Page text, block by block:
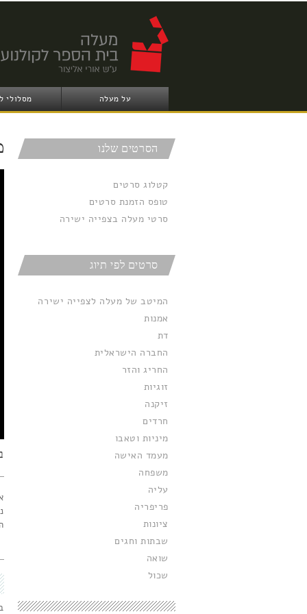
על מעלה מסלולי
הסרטים שלנו
קטלוג סרטים
טופס הזמנת סרטים
סרטי מעלה בצפייה ישירה
סרטים לפי תיוג
המיטב של מעלה לצפייה ישירה
אמנות
דת
החברה הישראלית
החריג והזר
זוגיות
זיקנה
חרדים
מיניות וטאבו
מעמד האישה
משפחה
עליה
פריפריה
ציונות
שבתות וחגים
שואה
שכול